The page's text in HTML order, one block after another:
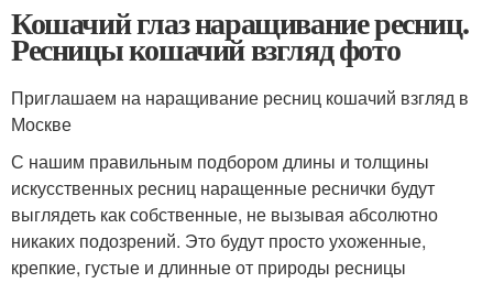
Кошачий глаз наращивание ресниц.
Ресницы кошачий взгляд фото
Приглашаем на наращивание ресниц кошачий взгляд в
Москве
С нашим правильным подбором длины и толщины
искусственных ресниц наращенные реснички будут
выглядеть как собственные, не вызывая абсолютно
никаких подозрений. Это будут просто ухоженные,
крепкие, густые и длинные от природы ресницы